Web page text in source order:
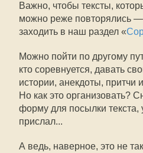
Важно, чтобы тексты,
можно реже повторялись —
заходить в наш раздел «
Можно пойти по другому
кто соревнуется, давать
истории, анекдоты, притчи
Но как это организовать?
форму для посылки текста,
прислал...
А ведь, наверное, это не